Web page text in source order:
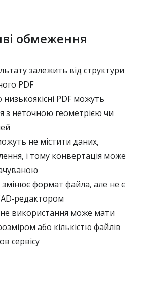
обмеження
залежить від структури
PDF
низькоякісні PDF можуть
з неточною геометрією чи
не містити даних,
і тому конвертація може
змінює формат файла, але не є
використання може мати
або кількістю файлів
сервісу